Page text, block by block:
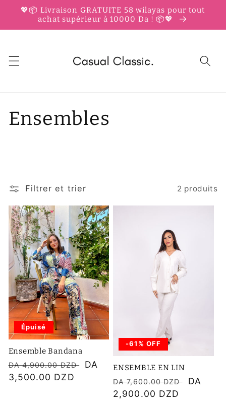
passer
contenu
💖📦 Livraison GRATUITE 58 wilayas pour tout
achat supérieur à 10000 Da ! 📦💖
C
l
e
c
t
i
o
n
:
Ensembles
Filtrer et trier 2 produits
Épuisé
Ensemble Bandana
Prix
habituel
DA 4,900.00 DZD
Prix
DA
3,500.00 DZD
-61% OFF
ENSEMBLE EN LIN
Prix
habituel
DA 7,600.00 DZD
Prix
DA
2,900.00 DZD